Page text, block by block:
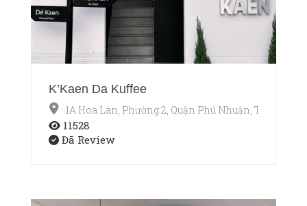
K’Kaen Da Kuffee
1A Hoa Lan, Phường 2, Quận Phú Nhuận, TP.HCM
11528
Đã Review